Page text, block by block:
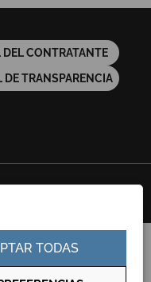
TODAS
DEL CONTRATANTE
DE TRANSPARENCIA